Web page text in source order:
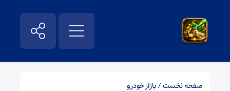
صفحه نخست/بازار خودرو